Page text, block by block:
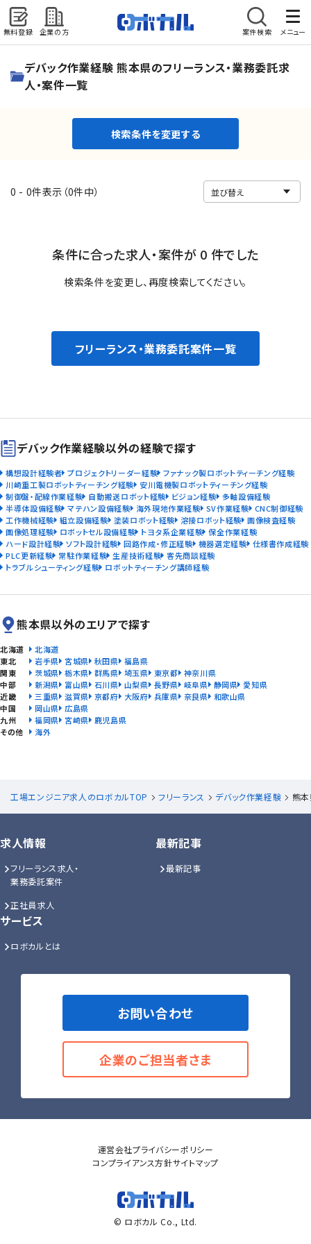
無料登録 企業の方 案件検索 メニュー
検索条件を変更する
デバック作業経験 熊本県のフリーランス・業務委託求
人・案件一覧
検索条件を変更する
0 - 0件表示（0件中）
条件に合った求人・案件が 0 件でした
検索条件を変更し、再度検索してください。
フリーランス・業務委託案件一覧
デバック作業経験以外の経験で探す
構想設計経験者 プロジェクトリーダー経験 ファナック製ロボットティーチング経験
川崎重工製ロボットティーチング経験 安川電機製ロボットティーチング経験
制御盤・配線作業経験 自動搬送ロボット経験 ビジョン経験 多軸設備経験
半導体設備経験 マテハン設備経験 海外現地作業経験 SV作業経験 CNC制御経験
工作機械経験 組立設備経験 塗装ロボット経験 溶接ロボット経験 画像検査経験
画像処理経験 ロボットセル設備経験 トヨタ系企業経験 保全作業経験
ハード設計経験 ソフト設計経験 回路作成・修正経験 機器選定経験 仕様書作成経験
PLC更新経験 常駐作業経験 生産技術経験 客先商談経験
トラブルシューティング経験 ロボットティーチング講師経験
熊本県以外のエリアで探す
北海道
北海道
東北
岩手県 宮城県 秋田県 福島県
関東
茨城県 栃木県 群馬県 埼玉県 東京都
神奈川県
中部
新潟県 富山県 石川県 山梨県 長野県 岐阜県 静岡県 愛知県
近畿
三重県 滋賀県 京都府 大阪府 兵庫県 奈良県 和歌山県
中国
岡山県
広島県
九州
福岡県 宮崎県
鹿児島県
その他
海外
工場エンジニア求人のロボカルTOP フリーランス デバック作業経験 熊
求人情報
フリーランス求人・
業務委託案件
正社員求人
最新記事
最新記事
サービス
ロボカルとは
お問い合わせ
企業のご担当者さま
運営会社プライバシーポリシー
コンプライアンス方針サイトマップ
© ロボカル Co., Ltd.